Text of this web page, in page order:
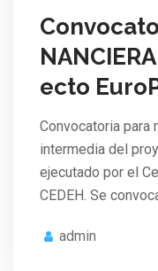
ecto
Convocatoria para
intermedia del
ejecutado por el
CEDEH. Se
admin